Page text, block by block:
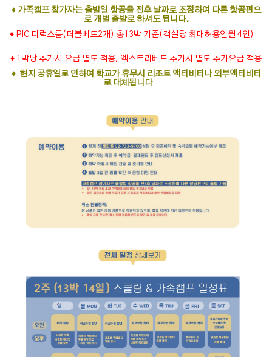
♦ 가족캠프 참가자는 출발일 항공을 전후 날짜로 조정하여 다른 항공편으
로 개별 출발로 하셔도 됩니다.
♦ PIC 디럭스룸(더블베드2개) 총13박 기준(객실당 최대허용인원 4인)
♦ 1박당 추가시 요금 별도 적용, 엑스트라베드 추가시 별도 추가요금 적용
♦ 현지 공휴일로 인하여 학교가 휴무시 리조트 액티비티나 외부액티비티
로 대체됩니다